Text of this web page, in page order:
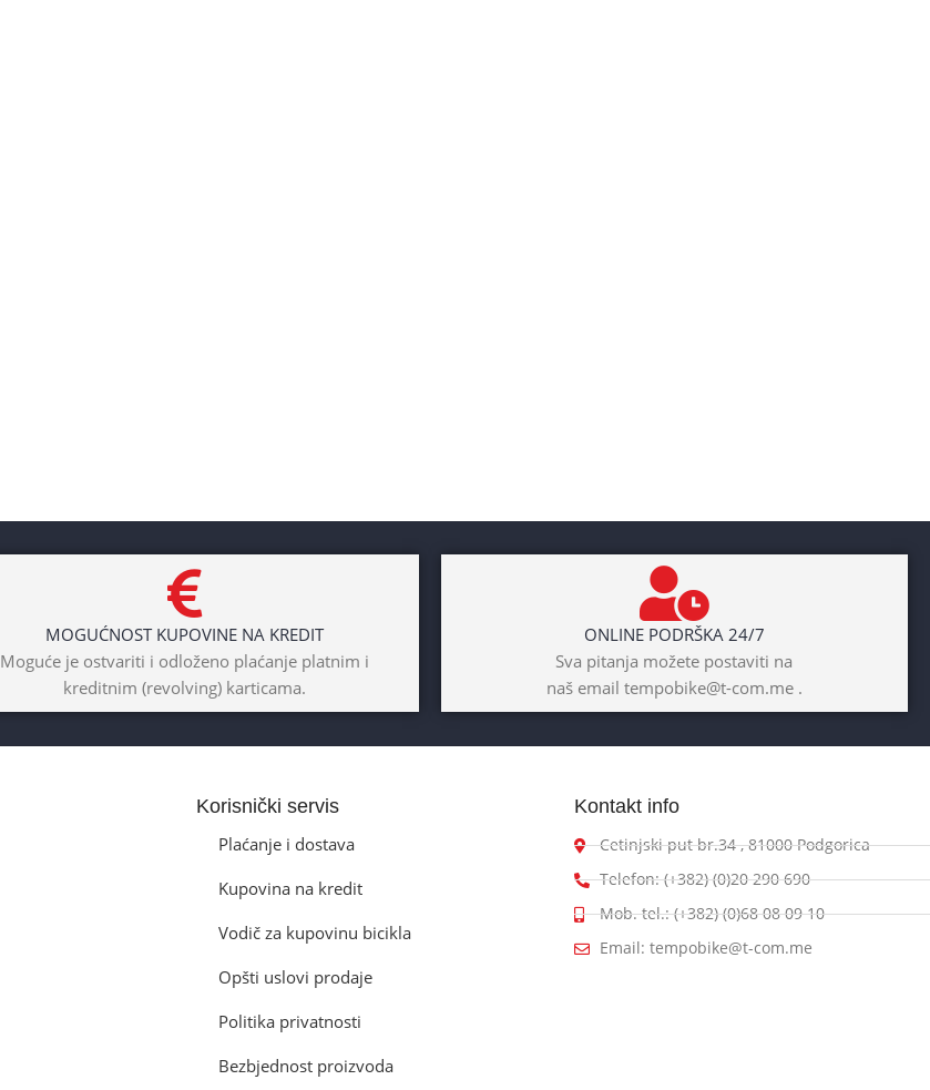
MOGUĆNOST KUPOVINE NA KREDIT
Moguće je ostvariti i odloženo plaćanje platnim i
kreditnim (revolving) karticama.
ONLINE PODRŠKA 24/7
Sva pitanja možete postaviti na
naš email tempobike@t-com.me .
Korisnički servis
Plaćanje i dostava
Kupovina na kredit
Vodič za kupovinu bicikla
Opšti uslovi prodaje
Politika privatnosti
Bezbjednost proizvoda
Kontakt info
Cetinjski put br.34 , 81000 Podgorica
Telefon: (+382) (0)20 290 690
Mob. tel.: (+382) (0)68 08 09 10
Email: tempobike@t-com.me